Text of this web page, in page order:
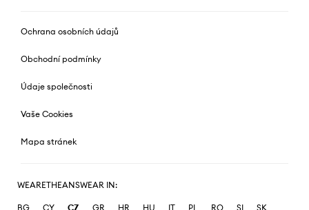
Ochrana osobních údajů
Obchodní podmínky
Údaje společnosti
Vaše Cookies
Mapa stránek
WEARETHEANSWEAR IN:
BG CY CZ GR HR HU IT PL RO SI SK